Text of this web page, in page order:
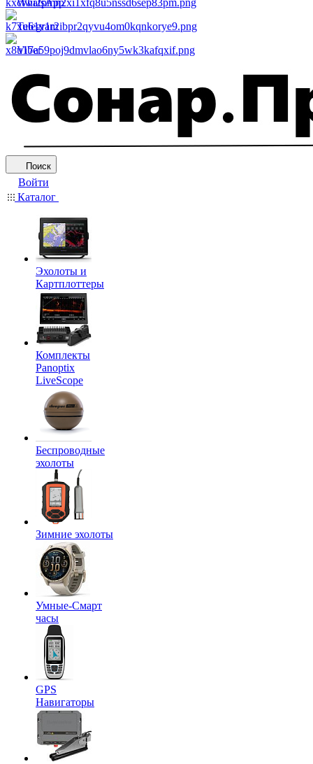
WhatsApp
Telegram
Viber
Поиск
Войти
Каталог
Эхолоты и
Картплоттеры
Комплекты
Panoptix
LiveScope
Беспроводные
эхолоты
Зимние эхолоты
Умные-Смарт
часы
GPS
Навигаторы